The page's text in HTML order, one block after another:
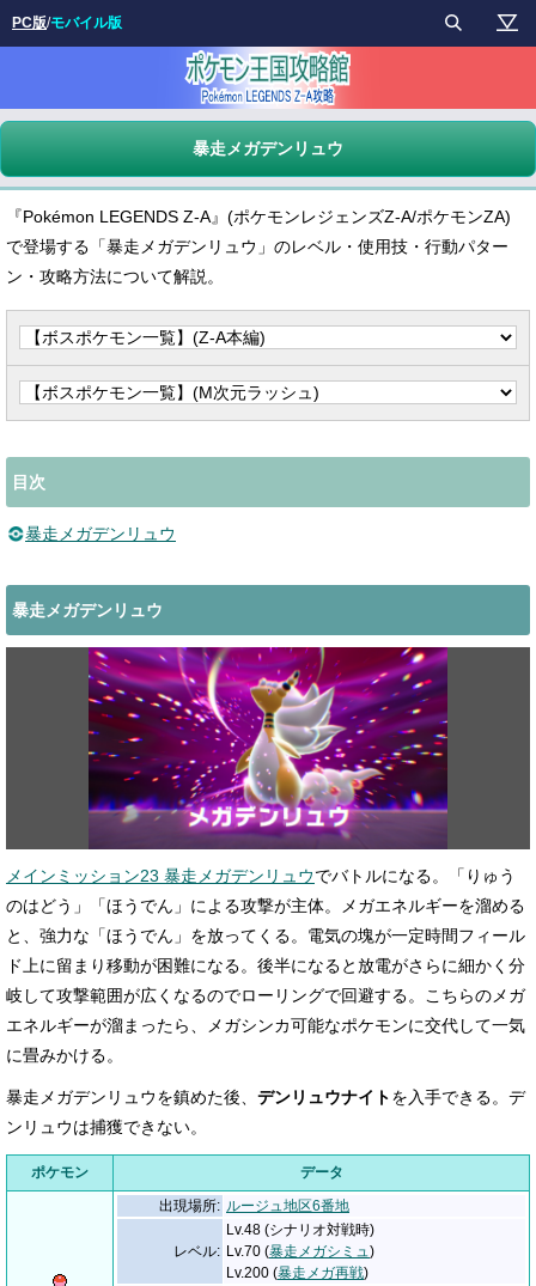
暴走メガデンリュウ
『Pokémon LEGENDS Z-A』(ポケモンレジェンズZ-A/ポケモンZA)
で登場する「暴走メガデンリュウ」のレベル・使用技・行動パター
ン・攻略方法について解説。
目次
暴走メガデンリュウ
暴走メガデンリュウ
メインミッション23 暴走メガデンリュウでバトルになる。「りゅう
のはどう」「ほうでん」による攻撃が主体。メガエネルギーを溜める
と、強力な「ほうでん」を放ってくる。電気の塊が一定時間フィール
ド上に留まり移動が困難になる。後半になると放電がさらに細かく分
岐して攻撃範囲が広くなるのでローリングで回避する。こちらのメガ
エネルギーが溜まったら、メガシンカ可能なポケモンに交代して一気
に畳みかける。
暴走メガデンリュウを鎮めた後、 デンリュウナイトを入手できる。デ
ンリュウは捕獲できない。
ポケモン データ
出現場所: ルージュ地区6番地
レベル:
Lv.48 (シナリオ対戦時)
Lv.70 (暴走メガシミュ )
Lv.200 (暴走メガ再戦)
PC版/モバイル版